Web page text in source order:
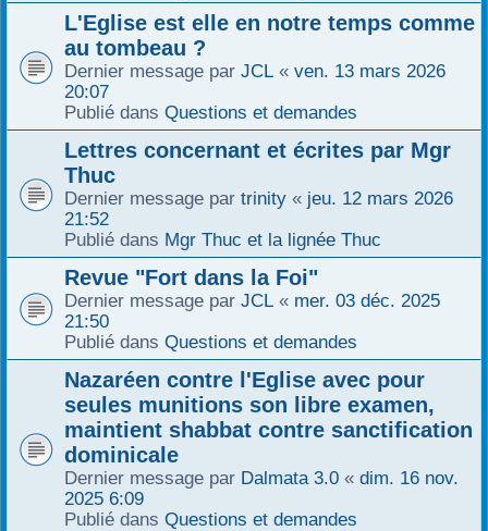
L'Eglise est elle en notre temps comme
au tombeau ?
Dernier message par JCL « ven. 13 mars 2026
20:07
Publié dans Questions et demandes
Lettres concernant et écrites par Mgr
Thuc
Dernier message par trinity « jeu. 12 mars 2026
21:52
Publié dans Mgr Thuc et la lignée Thuc
Revue "Fort dans la Foi"
Dernier message par JCL « mer. 03 déc. 2025
21:50
Publié dans Questions et demandes
Nazaréen contre l'Eglise avec pour
seules munitions son libre examen,
maintient shabbat contre sanctification
dominicale
Dernier message par Dalmata 3.0 « dim. 16 nov.
2025 6:09
Publié dans Questions et demandes